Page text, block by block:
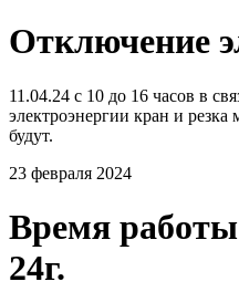
Отключение
11.04.24 с 10 до 16 часов в
электроэнергии кран и
будут.
23 февраля 2024
Время
24г.